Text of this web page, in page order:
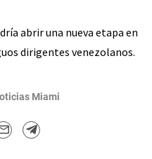
abrir una nueva etapa en
dirigentes venezolanos.
Miami